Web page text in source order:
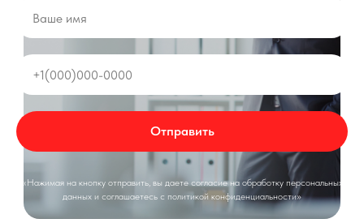
Отправить
«Нажимая на кнопку отправить, вы даете согласие на обработку персональных
данных и соглашаетесь c политикой конфиденциальности»